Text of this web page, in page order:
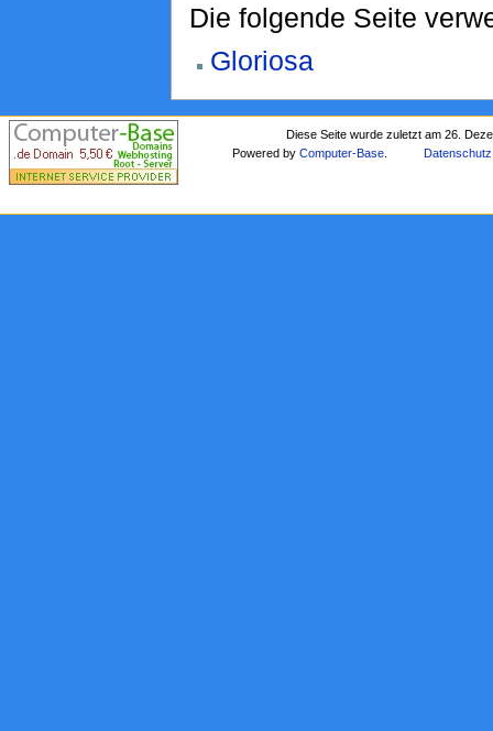
Die folgende Seite
Gloriosa
Diese Seite wurde zuletzt am 26.
Powered byComputer-Base Datenschutz